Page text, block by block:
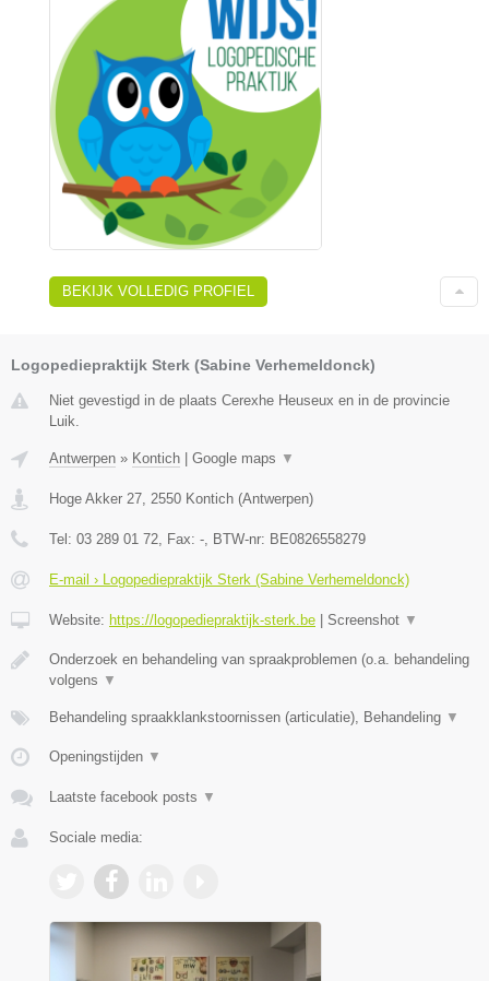
BEKIJK VOLLEDIG PROFIEL
Logopediepraktijk Sterk (Sabine Verhemeldonck)
Niet gevestigd in de plaats Cerexhe Heuseux en in de provincie
Luik.
Antwerpen » Kontich Google maps ▼
Hoge Akker 27, 2550 Kontich (Antwerpen)
Tel: 03 289 01 72, Fax: -, BTW-nr: BE0826558279
E-mail › Logopediepraktijk Sterk (Sabine Verhemeldonck)
Website: https://logopediepraktijk-sterk.be Screenshot ▼
Onderzoek en behandeling van spraakproblemen (o.a. behandeling
volgens ▼
Behandeling spraakklankstoornissen (articulatie), Behandeling ▼
Openingstijden ▼
Laatste facebook posts ▼
Sociale media: